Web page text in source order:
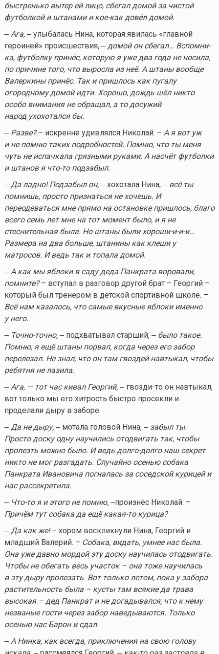
быстренько вытер ей лицо, сбегал домой за чистой
футболкой и штанами и кое-как довёл домой.
‒ Ага,‒ улыбалась Нина, которая явилась «главной
героиней» происшествия, ‒ домой он сбегал… Вспомни-
ка, футболку принёс, которую я уже два года не носила,
по причине того, что выросла из неё. А штаны вообще
Валеркины принёс. Так и пришлось как пугалу
огородному домой идти. Хорошо, дождь шёл никто
особо внимания не обращал, а то досужий
народ ухохотался бы.
‒ Разве?– искренне удивлялся Николай. – А я вот уж
и не помню таких подробностей. Помню, что ты меня
чуть не испачкала грязными руками. А насчёт футболки
и штанов я что-топодзабыл.
‒ Да ладно! Подзабыл он,‒ хохотала Нина, ‒ всё ты
помнишь, просто признаться не хочешь. И
переодеваться мне прямо на остановке пришлось, благо
всего семь лет мне на тот момент было, и я не
стеснительная была. Но штаны были хороши-и-и-и…
Размера на два больше, штанины как клеши у
матросов. И ведь так и топала домой.
‒ А как мы яблоки в саду деда Панкрата воровали,
помните?– вступал в разговор другой брат – Георгий –
который был тренером в детской спортивной школе. –
Всё нам казалось, что самые вкусные яблоки именно
у него.
‒ Точно-точно,‒ подхватывал старший, ‒ было такое.
Помню, я ещё штаны порвал, когда через его забор
перелезал. Не знал, что он там гвоздей навтыкал, чтобы
ребятня не лазила.
‒ Ага, — тот час кивал Георгий,‒ гвозди-то он навтыкал,
вот только мы его хитрость быстро просекли и
проделали дыру в заборе.
‒ Да не дыру,‒ мотала головой Нина, ‒ забыл ты.
Просто доску одну научились отодвигать так, чтобы
пролезть можно было. И ведь долго-долго наш секрет
никто не мог разгадать. Случайно осенью собака
Панкрата Ивановича погналась за соседской курицей и
нас рассекретила.
‒ Что-тоя и этого не помню,‒произнёс Николай. –
Причём тут собака да ещёкакая-токурица?
‒ Да как же!– хором воскликнули Нина, Георгий и
младший Валерий. – Собака, видать, умнее нас была.
Она уже давно мордой эту доску научилась отодвигать.
Чтобы не обегать весь участок – она тоже научилась
в эту дыру пролезать. Вот только летом, пока у забора
растительность была – кусты там всякие да трава
высокая – дед Панкрат и не догадывался, что к нему
незваные гости через забор наведываются. Только
осенью нас Барон и сдал.
‒ А Нинка, как всегда, приключения на свою голову